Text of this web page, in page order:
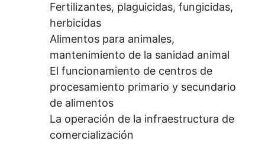
Fertilizantes, plaguicidas, fungicidas,
herbicidas
Alimentos para animales,
mantenimiento de la sanidad animal
El funcionamiento de centros de
procesamiento primario y secundario
de alimentos
La operación de la infraestructura de
comercialización